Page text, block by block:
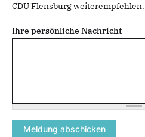
CDU Flensburg weiterempfehlen.
Ihre persönliche Nachricht